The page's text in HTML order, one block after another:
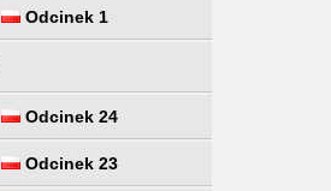
Odcinek 1
Odcinek 24
Odcinek 23